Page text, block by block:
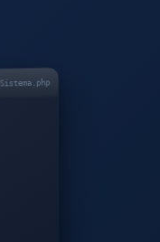
Sistema.php